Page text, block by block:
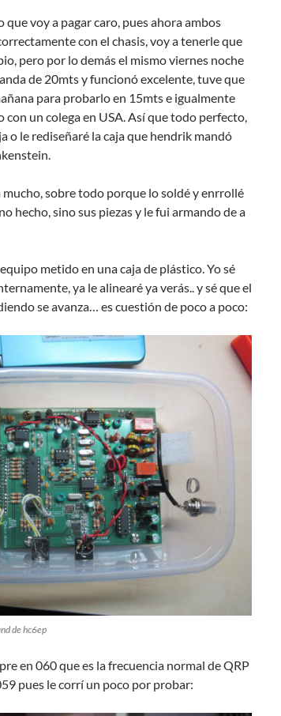
voy a pagar caro, pues ahora ambos
con el chasis, voy a tenerle que
pero por lo demás el mismo viernes noche
de 20mts y funcionó excelente, tuve que
para probarlo en 15mts e igualmente
un colega en USA. Así que todo perfecto,
o le rediseñaré la caja que hendrik mandó
sobre todo porque lo soldé y enrrollé
hecho, sino sus piezas y le fui armando de a
metido en una caja de plástico. Yo sé
ya le alinearé ya verás.. y sé que el
se avanza… es cuestión de poco a poco:
de hc6ep
en 060 que es la frecuencia normal de QRP
pues le corrí un poco por probar: